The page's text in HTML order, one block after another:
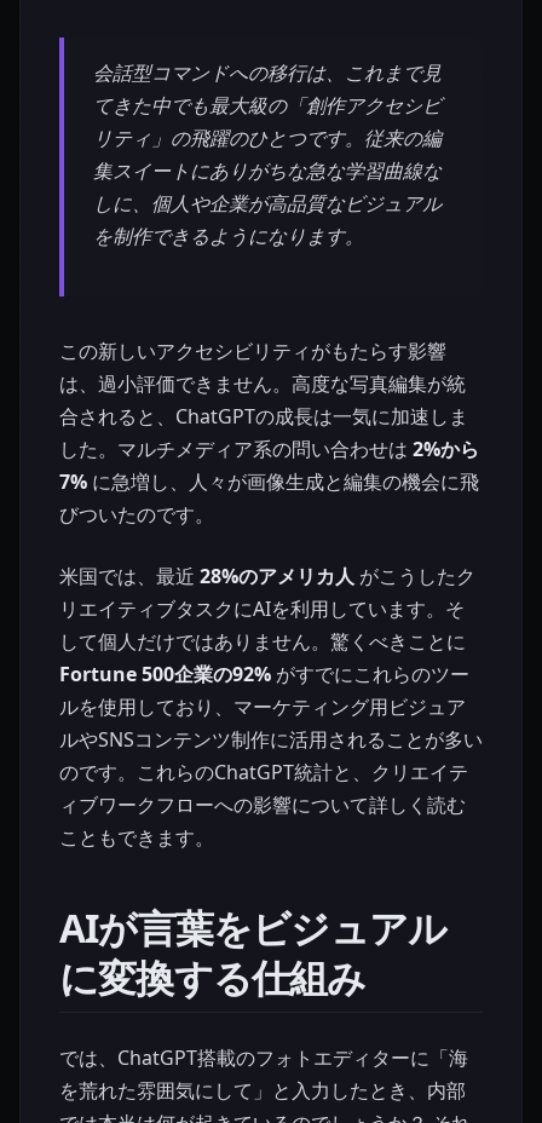
会話型コマンドへの移行は、これまで見
てきた中でも最大級の「創作アクセシビ
リティ」の飛躍のひとつです。従来の編
集スイートにありがちな急な学習曲線な
しに、個人や企業が高品質なビジュアル
を制作できるようになります。
この新しいアクセシビリティがもたらす影響
は、過小評価できません。高度な写真編集が統
合されると、ChatGPTの成長は一気に加速しま
した。マルチメディア系の問い合わせは 2%から
7% に急増し、人々が画像生成と編集の機会に飛
びついたのです。
米国では、最近 28%のアメリカ人 がこうしたク
リエイティブタスクにAIを利用しています。そ
して個人だけではありません。驚くべきことに
Fortune 500企業の92% がすでにこれらのツー
ルを使用しており、マーケティング用ビジュア
ルやSNSコンテンツ制作に活用されることが多い
のです。これらのChatGPT統計と、クリエイテ
ィブワークフローへの影響について詳しく読む
こともできます。
AIが言葉をビジュアル
に変換する仕組み
では、ChatGPT搭載のフォトエディターに「海
を荒れた雰囲気にして」と入力したとき、内部